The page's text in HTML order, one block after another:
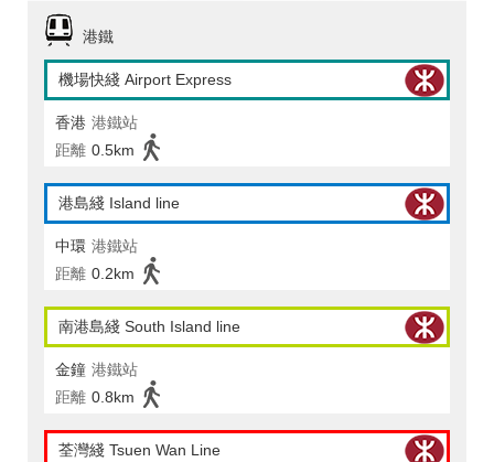
港鐵
機場快綫 Airport Express
香港 港鐵站
距離 0.5km
港島綫 Island line
中環 港鐵站
距離 0.2km
南港島綫 South Island line
金鐘 港鐵站
距離 0.8km
荃灣綫 Tsuen Wan Line